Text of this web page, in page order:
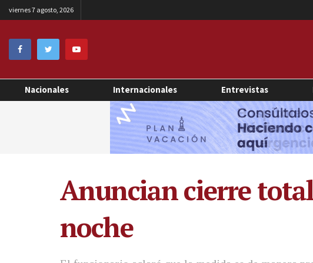
viernes 7 agosto, 2026
Nacionales Internacionales Entrevistas
Anuncian cierre
noche